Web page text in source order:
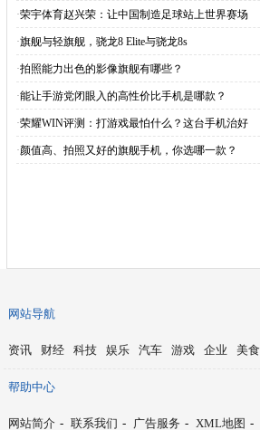
·荣宇体育赵兴荣：让中国制造足球站上世界赛场
·旗舰与轻旗舰，骁龙8 Elite与骁龙8s
·拍照能力出色的影像旗舰有哪些？
·能让手游党闭眼入的高性价比手机是哪款？
·荣耀WIN评测：打游戏最怕什么？这台手机治好
·颜值高、拍照又好的旗舰手机，你选哪一款？
网站导航
资讯 财经 科技 娱乐 汽车 游戏 企业 美食
帮助中心
网站简介 - 联系我们 - 广告服务 - XML地图 -